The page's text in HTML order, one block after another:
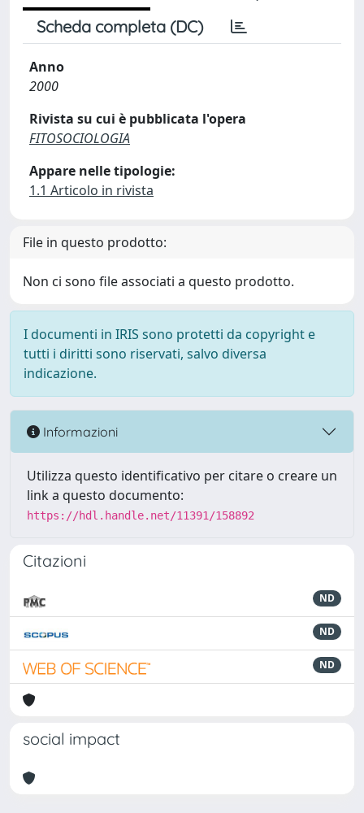
Scheda completa (DC)
Anno
2000
Rivista su cui è pubblicata l'opera
FITOSOCIOLOGIA
Appare nelle tipologie:
1.1 Articolo in rivista
File in questo prodotto:
Non ci sono file associati a questo prodotto.
I documenti in IRIS sono protetti da copyright e
tutti i diritti sono riservati, salvo diversa
indicazione.
Informazioni
Utilizza questo identificativo per citare o creare un
link a questo documento:
https://hdl.handle.net/11391/158892
Citazioni
ND
ND
ND
social impact